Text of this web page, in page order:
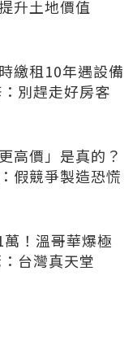
升土地價值
繳租10年遇設備
別趕走好房客
高價」是真的？
假競爭製造恐慌
！溫哥華爆極
台灣真天堂